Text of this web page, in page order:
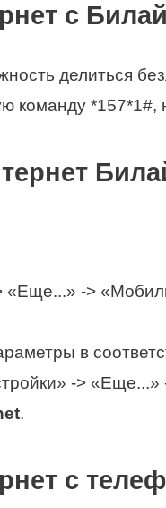
с
делиться
команду *157*1#,
«Еще...» ->
в
->
.
с